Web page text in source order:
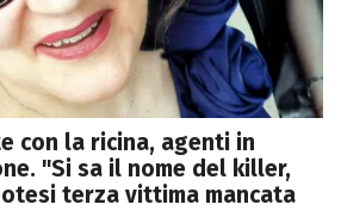
con la ricina, agenti in
"Si sa il nome del killer,
terza vittima mancata